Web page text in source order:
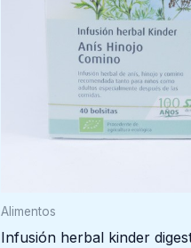
Alimentos
Infusión herbal kinder